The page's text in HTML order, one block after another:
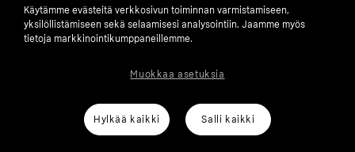
number: 556737-0431
Klarnan evästeselosteKlarna.com
Käytämme evästeitä verkkosivun toiminnan varmistamiseen,
yksilöllistämiseen sekä selaamisesi analysointiin. Jaamme myös
tietoja markkinointikumppaneillemme.
Hylkää kaikki Salli kaikki
Muokkaa asetuksia